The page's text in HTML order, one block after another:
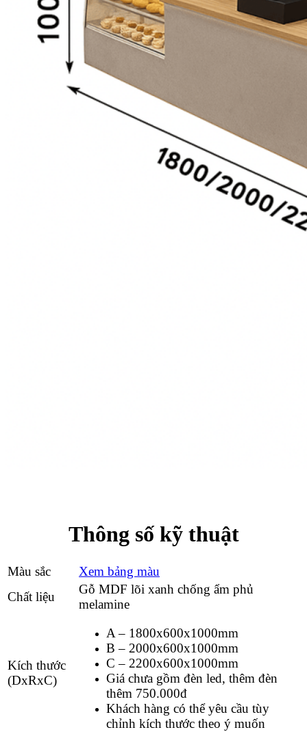
Thông số kỹ thuật
Màu sắc
Xem bảng màu
Chất liệu
Gỗ MDF lõi xanh chống ẩm phủ
melamine
Kích thước
(DxRxC)
A – 1800x600x1000mm
B – 2000x600x1000mm
C – 2200x600x1000mm
Giá chưa gồm đèn led, thêm đèn
thêm 750.000đ
Khách hàng có thể yêu cầu tùy
chỉnh kích thước theo ý muốn